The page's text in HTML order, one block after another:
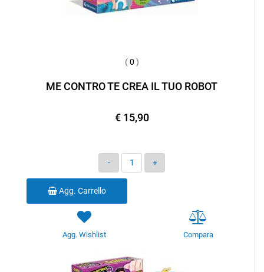
(0 )
ME CONTRO TE CREA IL TUO ROBOT
€ 15,90
Quantità
Agg. Carrello
Agg. Wishlist Compara